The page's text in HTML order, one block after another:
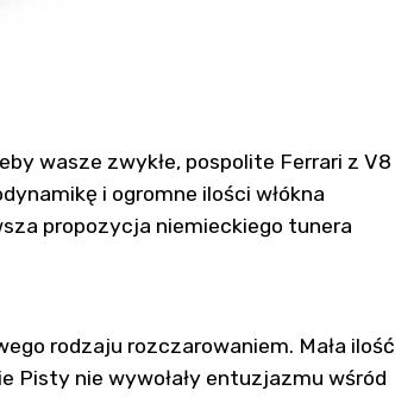
wasze zwykłe, pospolite Ferrari z V8
i ogromne ilości włókna
propozycja niemieckiego tunera
rodzaju rozczarowaniem. Mała ilość
Pisty nie wywołały entuzjazmu wśród